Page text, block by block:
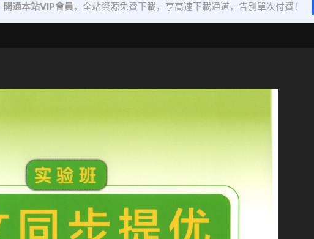
開通本站VIP會員，全站資源免費下載，享高速下載通道，告别單次付費！